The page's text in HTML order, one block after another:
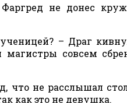
не донес
– Драг
совсем
что не расслышал
как это не девушка.